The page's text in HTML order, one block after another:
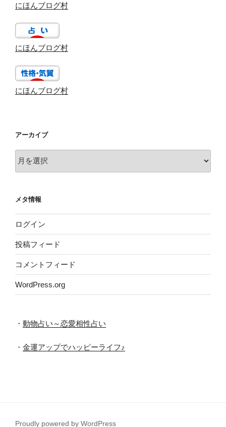
にほんブログ村
にほんブログ村
にほんブログ村
アーカイブ
ー
ブ
メタ情報
ログイン
投稿フィード
コメントフィード
WordPress.org
・ 動物占い～恋愛相性占い
・ 金運アップでハッピーライフ♪
Proudly powered by WordPress